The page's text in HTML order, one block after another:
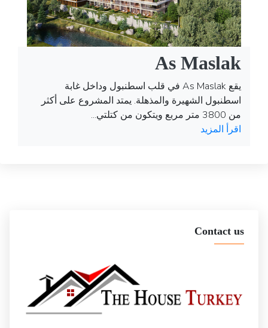
As Maslak
يقع As Maslak في قلب اسطنبول وداخل غابة
اسطنبول الشهيرة والمذهلة. يمتد المشروع على أكثر
من 3800 متر مربع ويتكون من كتلتي...
اقرأ المزيد
Contact us